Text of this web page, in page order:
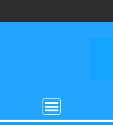
to